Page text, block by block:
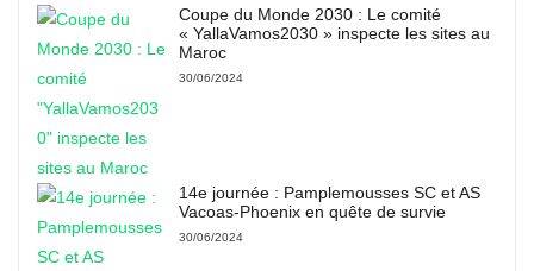
Coupe du Monde 2030 : Le comité
« YallaVamos2030 » inspecte les sites au
Maroc
30/06/2024
14e journée : Pamplemousses SC et AS
Vacoas-Phoenix en quête de survie
30/06/2024